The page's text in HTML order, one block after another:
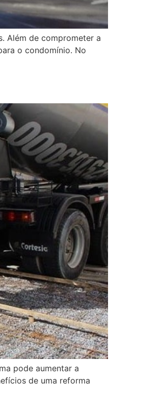
Além de comprometer a
o condomínio. No
pode aumentar a
de uma reforma